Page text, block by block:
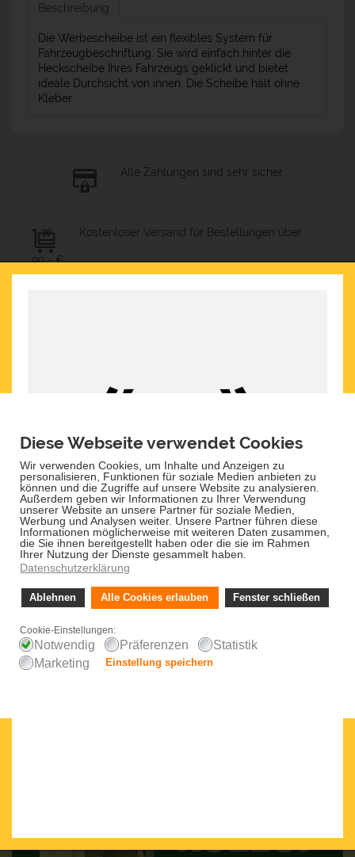
Beschreibung
Die Werbescheibe ist ein flexibles System für
Fahrzeugbeschriftung. Sie wird einfach hinter die
Heckscheibe Ihres Fahrzeugs geklickt und bietet
ideale Durchsicht von innen. Die Scheibe hält ohne
Kleber.
Alle Zahlungen sind sehr sicher
Kostenloser Versand für Bestellungen über
90,- €